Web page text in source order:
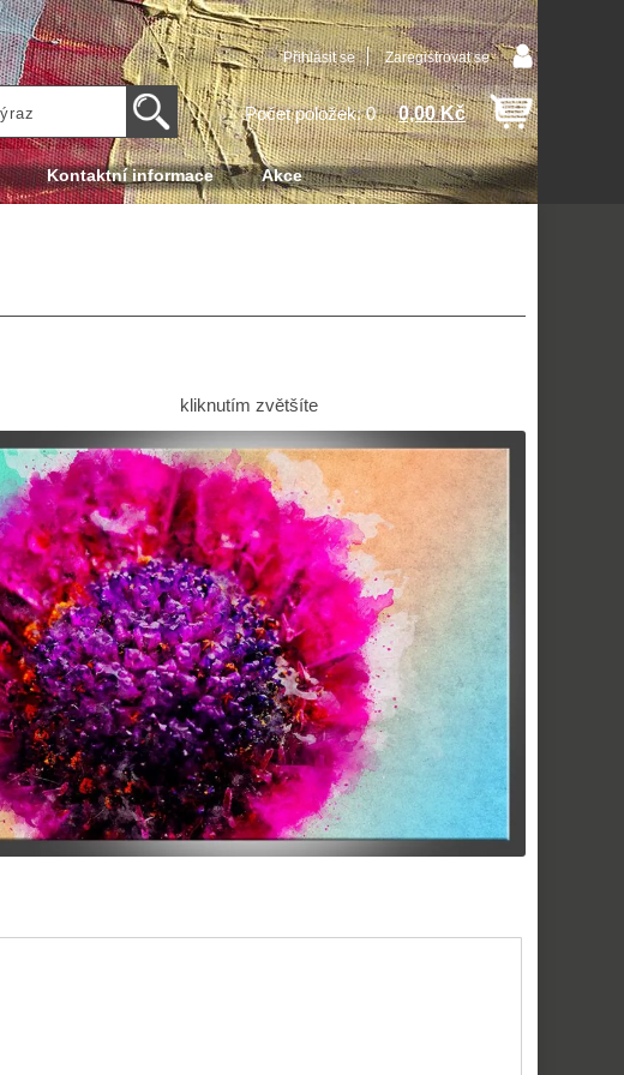
Přihlásit se Zaregistrovat se
Počet položek: 0 0,00 Kč
Kontaktní informace Akce
kliknutím zvětšíte